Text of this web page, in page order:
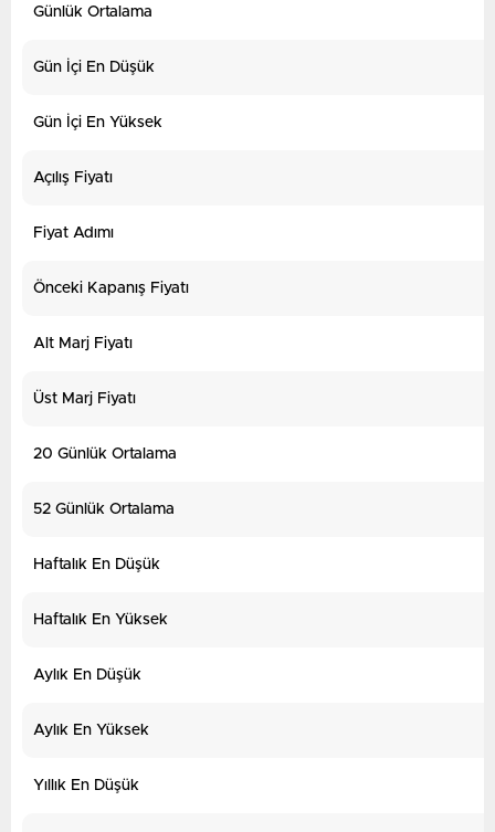
Günlük Ortalama
Gün İçi En Düşük
Gün İçi En Yüksek
Açılış Fiyatı
Fiyat Adımı
Önceki Kapanış Fiyatı
Alt Marj Fiyatı
Üst Marj Fiyatı
20 Günlük Ortalama
52 Günlük Ortalama
Haftalık En Düşük
Haftalık En Yüksek
Aylık En Düşük
Aylık En Yüksek
Yıllık En Düşük